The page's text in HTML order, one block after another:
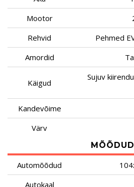
Mootor
Rehvid
Pehmed
Amordid
Käigud
Sujuv
Kandevõime
Värv
MÕÕDUD
Automõõdud
Autokaal